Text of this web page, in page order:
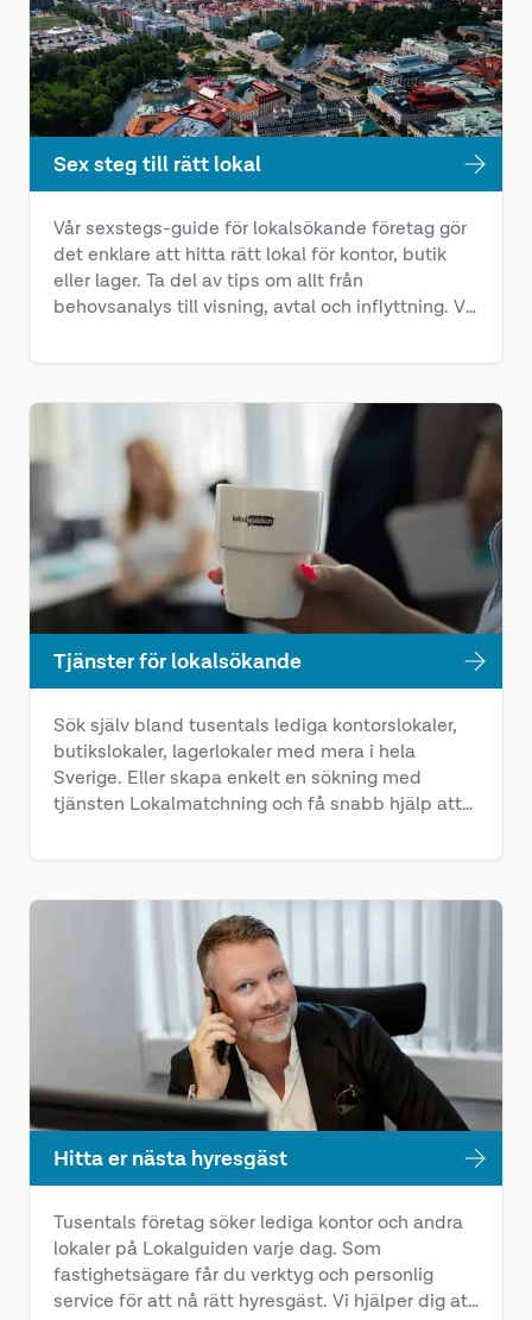
Sex steg till rätt lokal
Vår sexstegs-guide för lokalsökande företag gör
det enklare att hitta rätt lokal för kontor, butik
eller lager. Ta del av tips om allt från
behovsanalys till visning, avtal och inflyttning. Vi
lyckad lokalförändring.
Tjänster för lokalsökande
Sök själv bland tusentals lediga kontorslokaler,
butikslokaler, lagerlokaler med mera i hela
Sverige. Eller skapa enkelt en sökning med
tjänsten Lokalmatchning och få snabb hjälp att
tips, trender och nyheter om lokaler.
Hitta er nästa hyresgäst
Tusentals företag söker lediga kontor och andra
lokaler på Lokalguiden varje dag. Som
fastighetsägare får du verktyg och personlig
service för att nå rätt hyresgäst. Vi hjälper dig att